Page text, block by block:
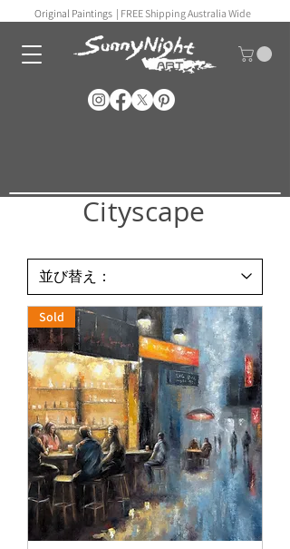
Original Paintings | FREE Shipping Australia Wide
Cityscape
Sold